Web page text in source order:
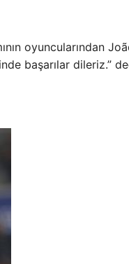
oyuncularından
başarılar dileriz.”